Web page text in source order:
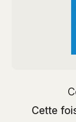
Cette